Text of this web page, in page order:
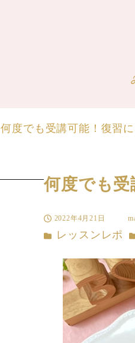
何度でも受講可能！復習に
何度でも受
投稿日
2022年4月21日
者
カテゴリー
レッスンレポ